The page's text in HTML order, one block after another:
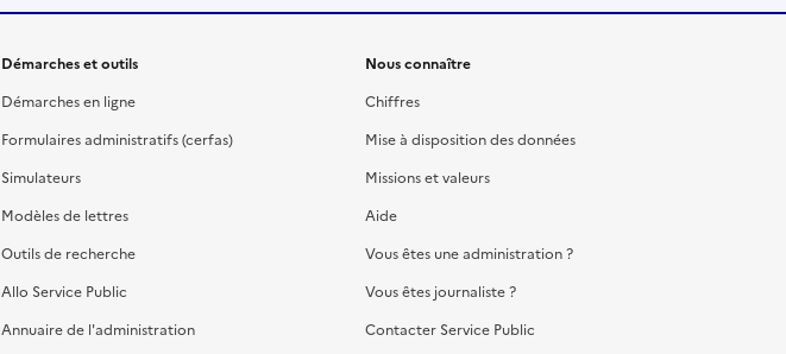
Démarches et outils
Démarches en ligne
Formulaires administratifs (cerfas)
Simulateurs
Modèles de lettres
Outils de recherche
Allo Service Public
Annuaire de l'administration
Nous connaître
Chiffres
Mise à disposition des données
Missions et valeurs
Aide
Vous êtes une administration ?
Vous êtes journaliste ?
Contacter Service Public